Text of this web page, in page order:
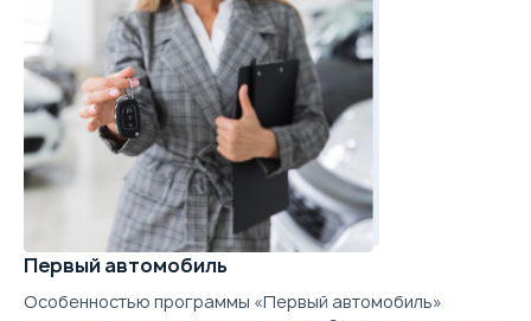
Первый автомобиль
Особенностью программы «Первый автомобиль»